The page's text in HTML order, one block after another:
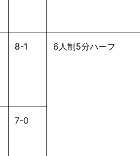
8-1 6人制5分ハーフ
7-0